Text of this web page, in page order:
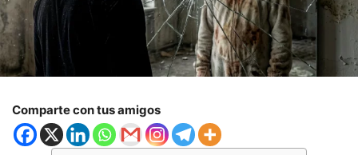
Comparte con tus amigos